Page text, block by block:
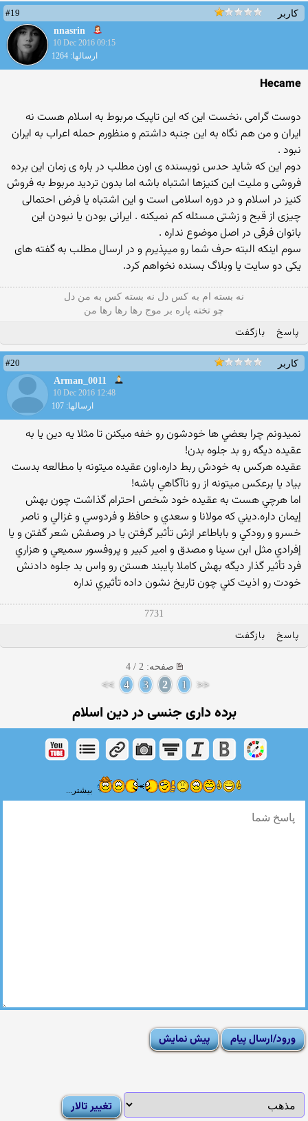
کاربر
#19
nnasrin
10 Dec 2016 09:15
ارسالها: 1264
Hecame
دوست گرامی ،نخست این که این تاپیک مربوط به اسلام هست نه
ایران و من هم نگاه به این جنبه داشتم و منظورم حمله اعراب به ایران
نبود .
دوم این که شاید حدس نویسنده ی اون مطلب در باره ی زمان این برده
فروشی و ملیت این کنیزها اشتباه باشه اما بدون تردید مربوط به فروش
کنیز در اسلام و در دوره اسلامی است و این اشتباه یا فرض احتمالی
چیزی از قبح و زشتی مسئله کم نمیکنه . ایرانی بودن یا نبودن این
بانوان فرقی در اصل موضوع نداره .
سوم اینکه البته حرف شما رو میپذیرم و در ارسال مطلب به گفته های
یکی دو سایت یا وبلاگ بسنده نخواهم کرد.
نه بسته ام به کس دل نه بسته کس به من دل
چو تخته پاره بر موج رها رها رها من
پاسخ بازگفت
کاربر
#20
Arman_0011
10 Dec 2016 12:48
ارسالها: 107
نميدونم چرا بعضي ها خودشون رو خفه ميكنن تا مثلا يه دين يا به
عقيده ديگه رو بد جلوه بدن!
عقيده هركس به خودش ربط داره،اون عقيده ميتونه با مطالعه بدست
بياد يا برعكس ميتونه از رو ناآگاهي باشه!
اما هرچي هست به عقيده خود شخص احترام گذاشت چون بهش
إيمان داره.ديني كه مولانا و سعدي و حافظ و فردوسي و غزالي و ناصر
خسرو و رودكي و باباطاعر ازش تأثير گرفتن يا در وصفش شعر گفتن و يا
إفرادي مثل ابن سينا و مصدق و امير كبير و پروفسور سميعي و هزاري
فرد تأثير گذار ديگه بهش كاملا پايبند هستن رو واس بد جلوه دادنش
خودت رو اذيت كني چون تاريخ نشون داده تأثيري نداره
7731
پاسخ بازگفت
صفحه: 2 / 4
<<
1
2
3
4
>>
برده داری جنسی در دین اسلام
بیشتر...